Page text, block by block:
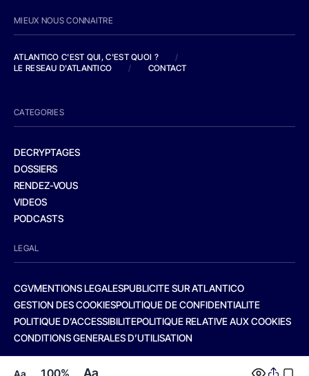
Aa 100% Aa
MIEUX NOUS CONNAITRE
ATLANTICO C'EST QUI, C'EST QUOI ?
/
LE RESEAU D'ATLANTICO
/ CONTACT
CATEGORIES
DECRYPTAGES
DOSSIERS
RENDEZ-VOUS
VIDEOS
PODCASTS
LEGAL
CGVMENTIONS LEGALESPUBLICITE SUR ATLANTICO
GESTION DES COOKIESPOLITIQUE DE CONFIDENTIALITE
POLITIQUE D’ACCESSIBILITEPOLITIQUE RELATIVE AUX COOKIES
CONDITIONS GENERALES D’UTILISATION